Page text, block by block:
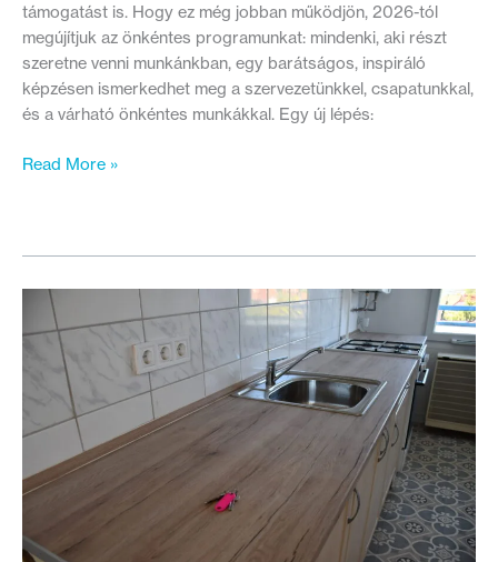
támogatást is. Hogy ez még jobban működjön, 2026-tól
megújítjuk az önkéntes programunkat: mindenki, aki részt
szeretne venni munkánkban, egy barátságos, inspiráló
képzésen ismerkedhet meg a szervezetünkkel, csapatunkkal,
és a várható önkéntes munkákkal. Egy új lépés:
Megújul
szeretnénk,
Te
részese
lennél!
Read More »